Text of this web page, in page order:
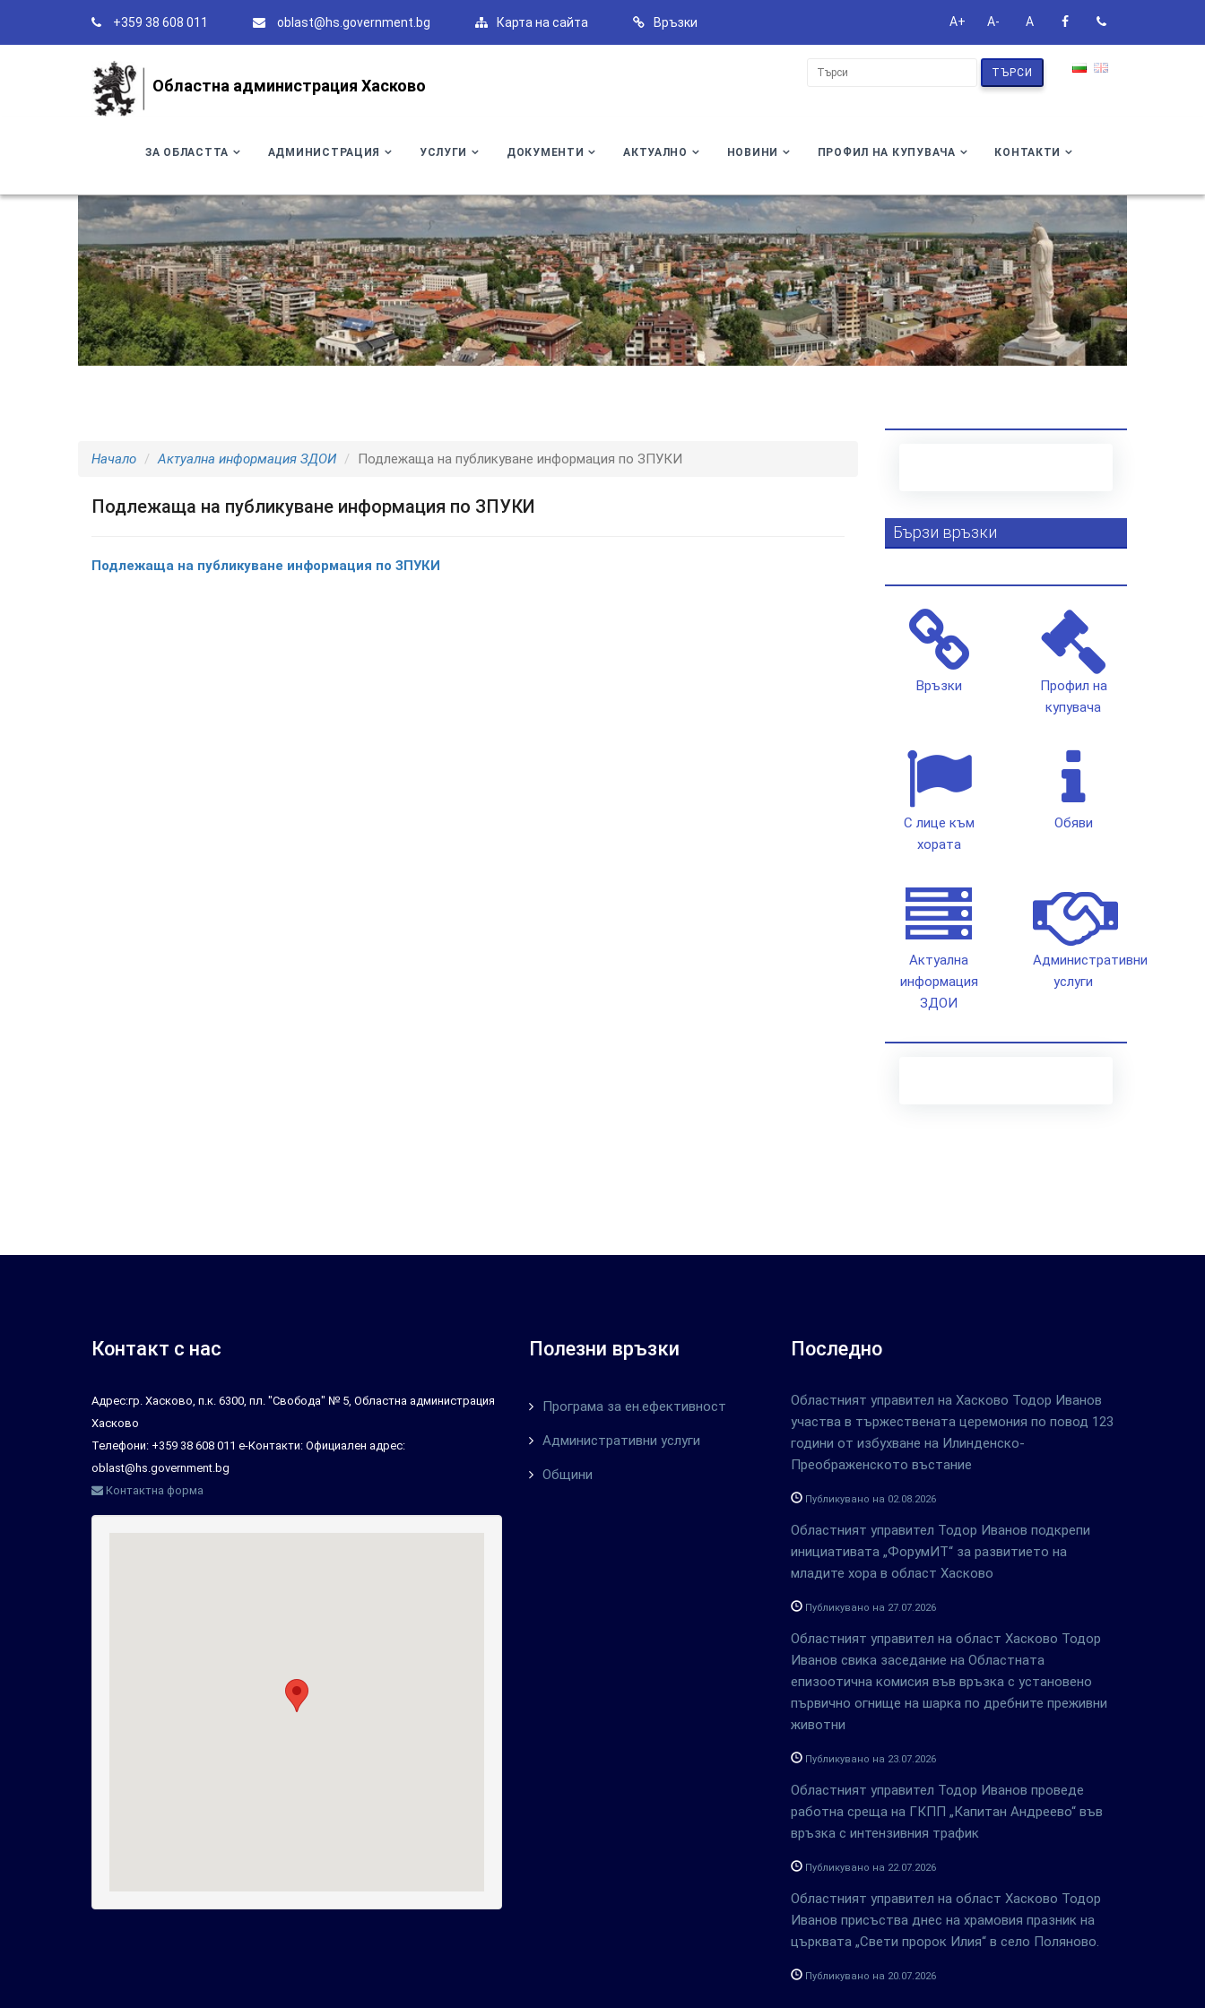
+359 38 608 011 oblast@hs.government.bg Карта на сайта Връзки A+ A- A
Областна администрация Хасково
ТЪРСИ
ЗА ОБЛАСТТА АДМИНИСТРАЦИЯ УСЛУГИ ДОКУМЕНТИ АКТУАЛНО НОВИНИ ПРОФИЛ НА КУПУВАЧА КОНТАКТИ
Начало Актуална информация ЗДОИ Подлежаща на публикуване информация по ЗПУКИ
Подлежаща на публикуване информация по ЗПУКИ
Подлежаща на публикуване информация по ЗПУКИ
Бързи връзки
Връзки
Профил на
купувача
С лице към
хората
Обяви
Актуална
информация
ЗДОИ
Административни
услуги
Контакт с нас
Адрес:гр. Хасково, п.к. 6300, пл. "Свобода" № 5, Областна администрация
Хасково
Телефони: +359 38 608 011 е-Контакти: Официален адрес:
oblast@hs.government.bg
Контактна форма
Полезни връзки
Програма за ен.ефективност
Административни услуги
Общини
Последно
Областният управител на Хасково Тодор Иванов
участва в тържествената церемония по повод 123
години от избухване на Илинденско-
Преображенското въстание
Публикувано на 02.08.2026
Областният управител Тодор Иванов подкрепи
инициативата „ФорумИТ“ за развитието на
младите хора в област Хасково
Публикувано на 27.07.2026
Областният управител на област Хасково Тодор
Иванов свика заседание на Областната
епизоотична комисия във връзка с установено
първично огнище на шарка по дребните преживни
животни
Публикувано на 23.07.2026
Областният управител Тодор Иванов проведе
работна среща на ГКПП „Капитан Андреево“ във
връзка с интензивния трафик
Публикувано на 22.07.2026
Областният управител на област Хасково Тодор
Иванов присъства днес на храмовия празник на
църквата „Свети пророк Илия“ в село Поляново.
Публикувано на 20.07.2026